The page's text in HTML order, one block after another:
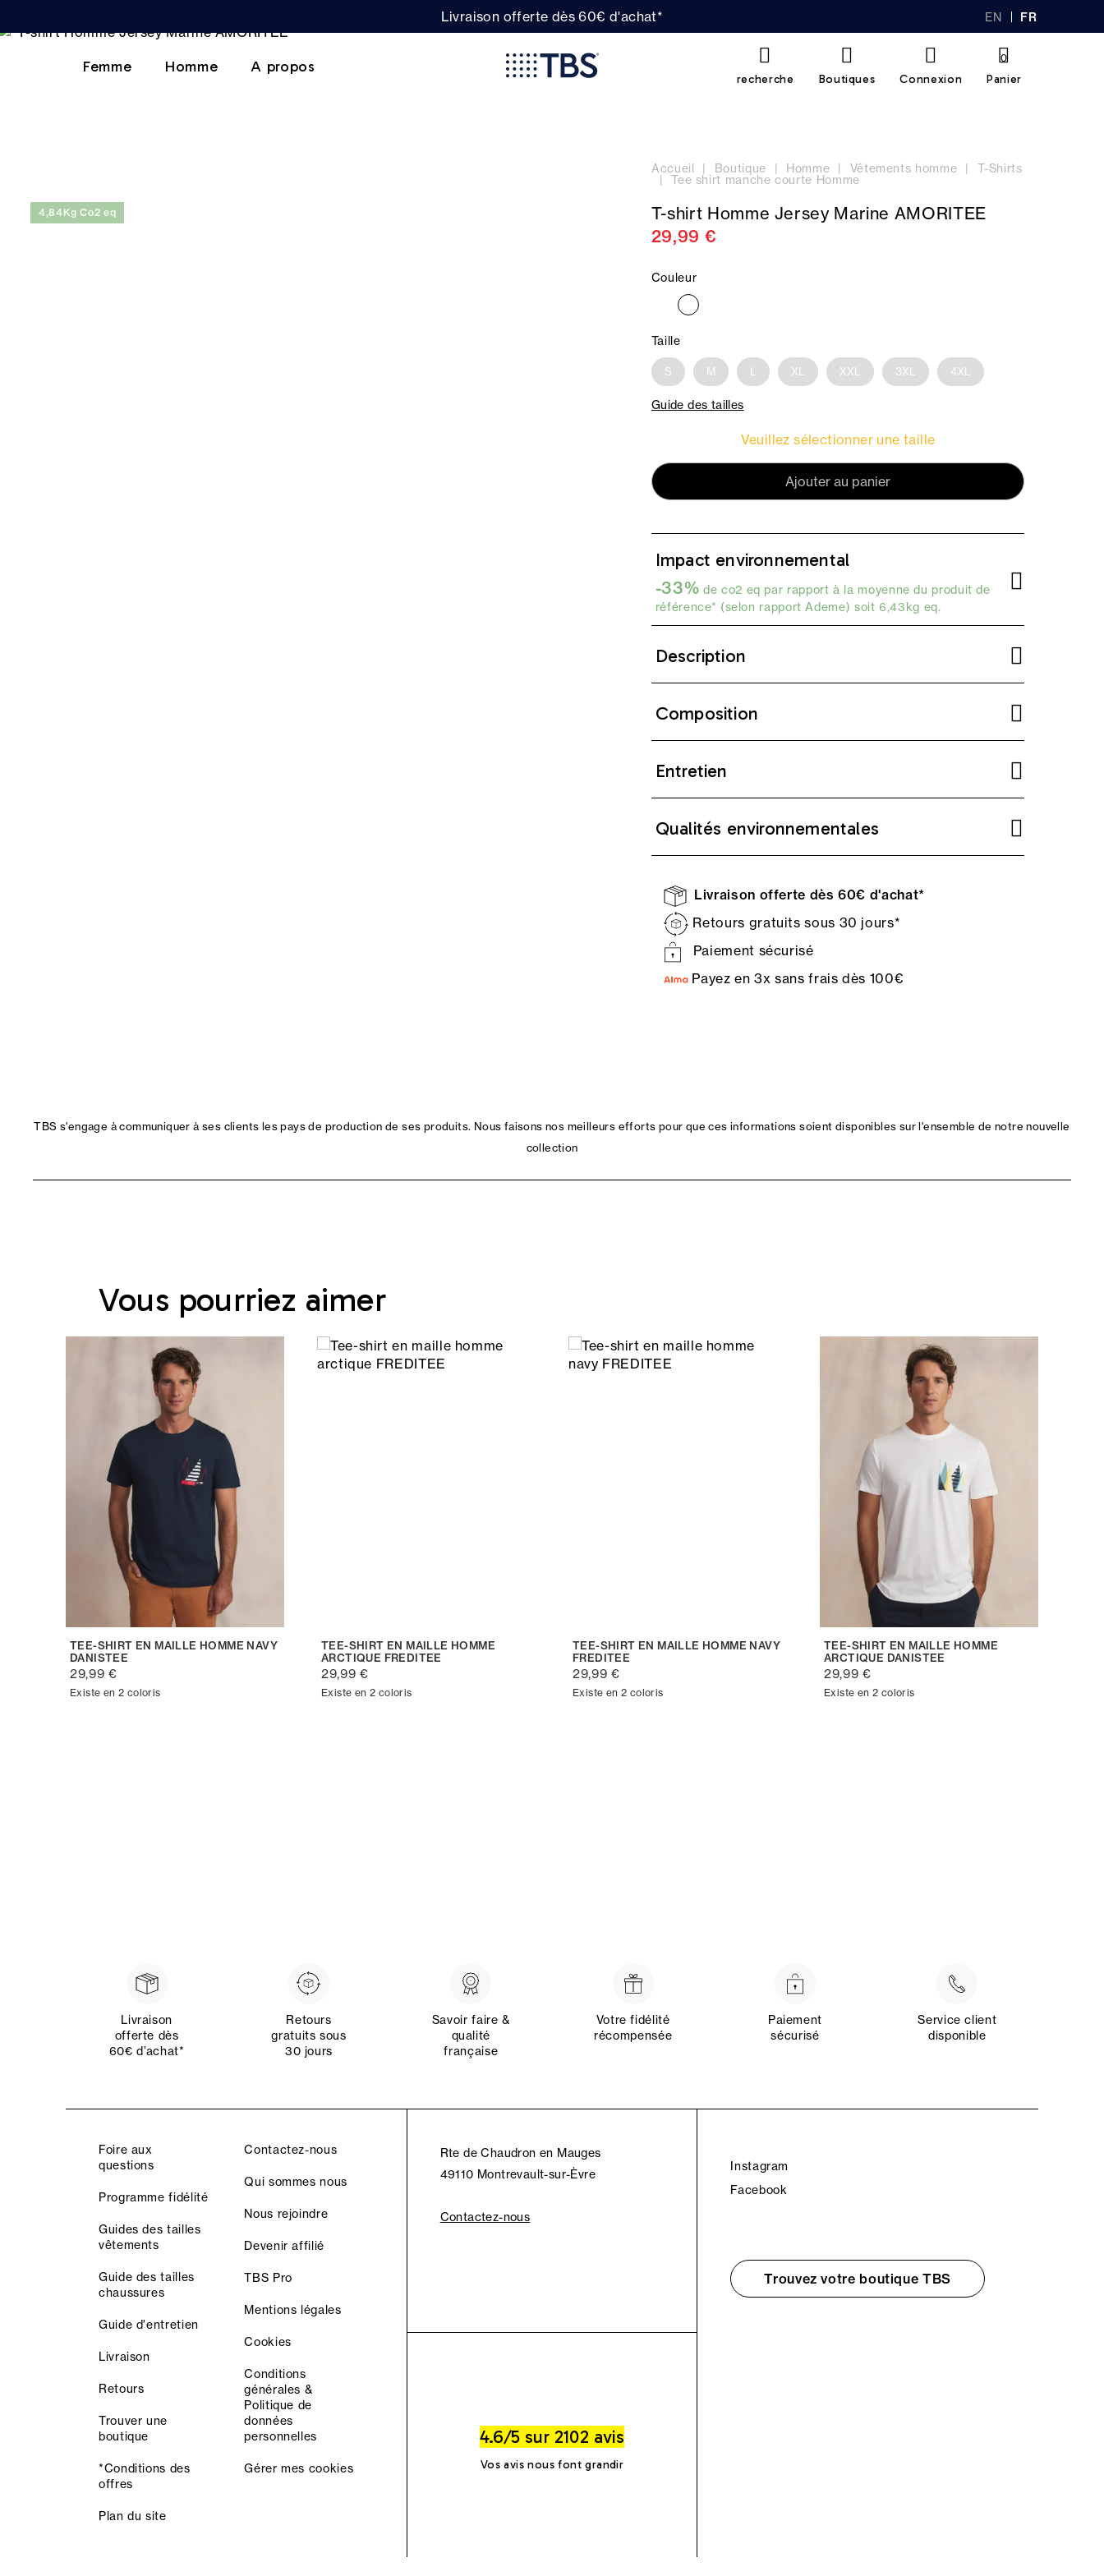
Livraison offerte dès 60€ d'achat* EN FR
Femme Homme A propos
recherche Boutiques Connexion Panier
0
Accueil Boutique Homme Vêtements homme T-Shirts
Tee shirt manche courte Homme
4,84Kg Co2 eq
T-shirt Homme Jersey Marine AMORITEE
29,99 €
Couleur
Taille
S M L XL XXL 3XL 4XL
Guide des tailles
Veuillez sélectionner une taille
Ajouter au panier
Impact environnemental
-33% de co2 eq par rapport à la moyenne du produit de
référence* (selon rapport Ademe) soit 6,43kg eq.
Description
Composition
Entretien
Qualités environnementales
Livraison offerte dès 60€ d'achat*
Retours gratuits sous 30 jours*
Paiement sécurisé
Payez en 3x sans frais dès 100€
TBS s'engage à communiquer à ses clients les pays de production de ses produits. Nous faisons nos meilleurs efforts pour que ces informations soient disponibles sur l'ensemble de notre nouvelle
collection
Vous pourriez aimer
TEE-SHIRT EN MAILLE HOMME NAVY
DANISTEE
29,99 €
Existe en 2 coloris
TEE-SHIRT EN MAILLE HOMME
ARCTIQUE FREDITEE
29,99 €
Existe en 2 coloris
TEE-SHIRT EN MAILLE HOMME NAVY
FREDITEE
29,99 €
Existe en 2 coloris
TEE-SHIRT EN MAILLE HOMME
ARCTIQUE DANISTEE
29,99 €
Existe en 2 coloris
Livraison
offerte dès
60€ d’achat*
Retours
gratuits sous
30 jours
Savoir faire &
qualité
française
Votre fidélité
récompensée
Paiement
sécurisé
Service client
disponible
Foire aux
questions
Programme fidélité
Guides des tailles
vêtements
Guide des tailles
chaussures
Guide d'entretien
Livraison
Retours
Trouver une
boutique
*Conditions des
offres
Plan du site
Contactez-nous
Qui sommes nous
Nous rejoindre
Devenir affilié
TBS Pro
Mentions légales
Cookies
Conditions
générales &
Politique de
données
personnelles
Gérer mes cookies
Rte de Chaudron en Mauges
49110 Montrevault-sur-Èvre
Contactez-nous
4.6/5 sur 2102 avis
Vos avis nous font grandir
Instagram
Facebook
Trouvez votre boutique TBS